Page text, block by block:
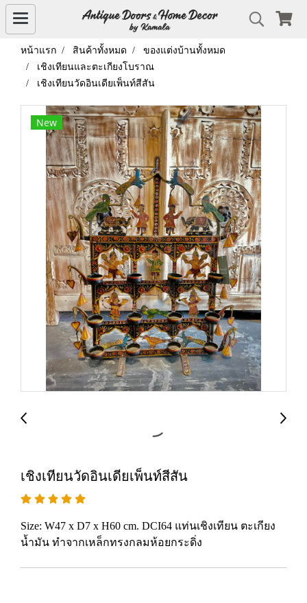
หน้าแรก สินค้าทั้งหมด
ของแต่งบ้านทั้งหมด
เชิงเทียนและตะเกียงโบราณ
เชิงเทียนวัดอินเดียเพ็นท์สีสัน
New
เชิงเทียนวัดอินเดียเพ็นท์สีสัน
Size: W47 x D7 x H60 cm. DCI64 แท่นเชิงเทียน ตะเกียง
น้ำมัน ทำจากเหล็กทรงกลมห้อยกระดิ่ง